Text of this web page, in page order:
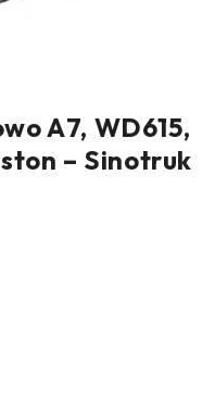
A7, WD615,
– Sinotruk